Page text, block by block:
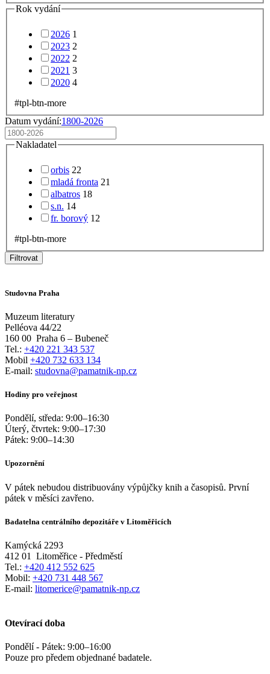
Rok vydání
2026 1
2023 2
2022 2
2021 3
2020 4
#tpl-btn-more
Datum vydání:1800-2026
Nakladatel
orbis 22
mladá fronta 21
albatros 18
s.n. 14
fr. borový 12
#tpl-btn-more
Filtrovat
Studovna Praha
Muzeum literatury
Pelléova 44/22
160 00 Praha 6 – Bubeneč
Tel.: +420 221 343 537
Mobil +420 732 633 134
E-mail: studovna@pamatnik-np.cz
Hodiny pro veřejnost
Pondělí, středa: 9:00–16:30
Úterý, čtvrtek: 9:00–17:30
Pátek: 9:00–14:30
Upozornění
V pátek nebudou distribuovány výpůjčky knih a časopisů. První
pátek v měsíci zavřeno.
Badatelna centrálního depozitáře v Litoměřicích
Kamýcká 2293
412 01
Litoměřice - Předměstí
Tel.: +420 412 552 625
Mobil: +420 731 448 567
E-mail: litomerice@pamatnik-np.cz
Otevírací doba
Pondělí - Pátek: 9:00–16:00
Pouze pro předem objednané badatele.